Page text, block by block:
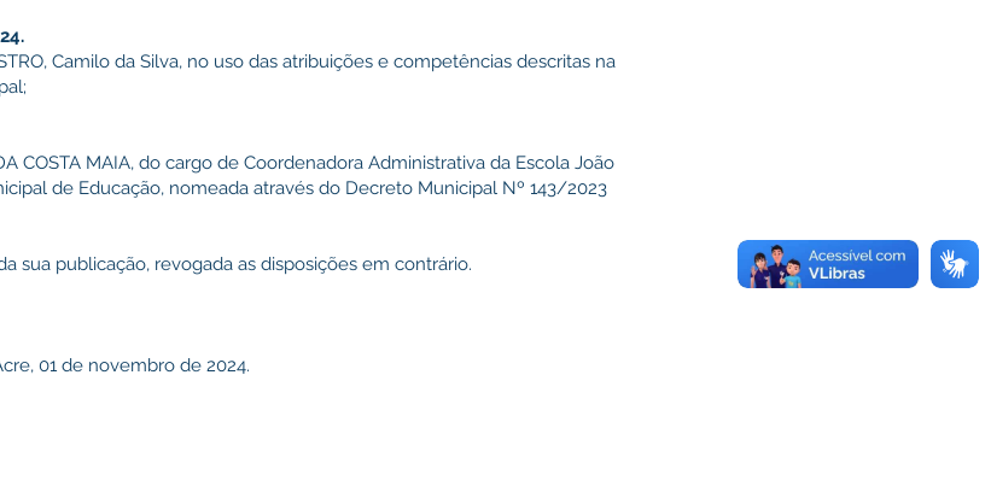
Camilo da Silva, no uso das atribuições e competências descritas na
COSTA MAIA, do cargo de Coordenadora Administrativa da Escola João
de Educação, nomeada através do Decreto Municipal Nº 143/2023
sua publicação, revogada as disposições em contrário.
01 de novembro de 2024.